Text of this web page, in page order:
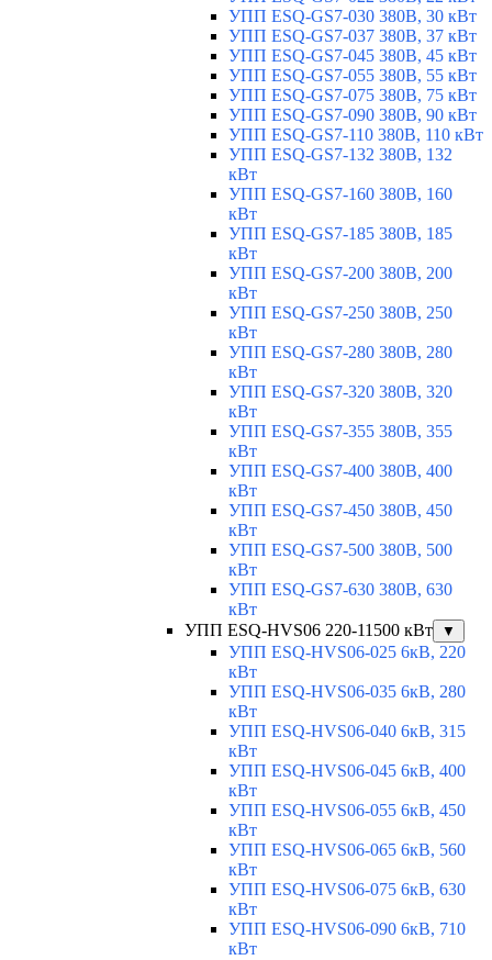
УПП ESQ-GS7-030 380В, 30 кВт
УПП ESQ-GS7-037 380В, 37 кВт
УПП ESQ-GS7-045 380В, 45 кВт
УПП ESQ-GS7-055 380В, 55 кВт
УПП ESQ-GS7-075 380В, 75 кВт
УПП ESQ-GS7-090 380В, 90 кВт
УПП ESQ-GS7-110 380В, 110 кВт
УПП ESQ-GS7-132 380В, 132
кВт
УПП ESQ-GS7-160 380В, 160
кВт
УПП ESQ-GS7-185 380В, 185
кВт
УПП ESQ-GS7-200 380В, 200
кВт
УПП ESQ-GS7-250 380В, 250
кВт
УПП ESQ-GS7-280 380В, 280
кВт
УПП ESQ-GS7-320 380В, 320
кВт
УПП ESQ-GS7-355 380В, 355
кВт
УПП ESQ-GS7-400 380В, 400
кВт
УПП ESQ-GS7-450 380В, 450
кВт
УПП ESQ-GS7-500 380В, 500
кВт
УПП ESQ-GS7-630 380В, 630
кВт
УПП ESQ-HVS06 220-11500 кВт
▼
УПП ESQ-HVS06-025 6кВ, 220
кВт
УПП ESQ-HVS06-035 6кВ, 280
кВт
УПП ESQ-HVS06-040 6кВ, 315
кВт
УПП ESQ-HVS06-045 6кВ, 400
кВт
УПП ESQ-HVS06-055 6кВ, 450
кВт
УПП ESQ-HVS06-065 6кВ, 560
кВт
УПП ESQ-HVS06-075 6кВ, 630
кВт
УПП ESQ-HVS06-090 6кВ, 710
кВт